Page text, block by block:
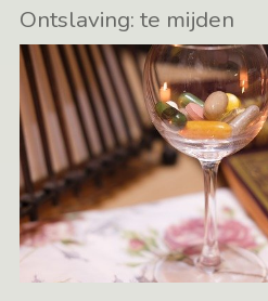
Ontslaving: te mijden